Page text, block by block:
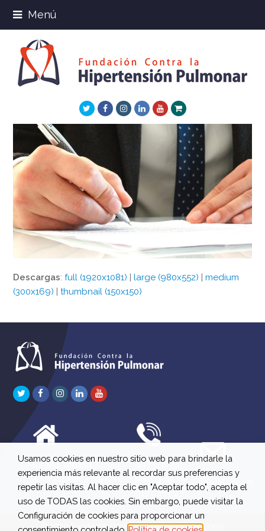
Menú
TwitterFacebookInstagram
LinkedInYoutube
Xing
Descargas:full (1920x1081) |large (980x552) |medium
(300x169) |thumbnail (150x150)
TwitterFacebook
Instagram
LinkedInYoutube
C/ Río Jordán 7 bajo
A 28981 Parla Madrid
647 630 515
661 73 42 04
613 22 15 27
info@fchp.es
© 2026 Fundación Contra la Hipertensión Pulmonar
Usamos cookies en nuestro sitio web para brindarle la
experiencia más relevante al recordar sus preferencias y
repetir las visitas. Al hacer clic en "Aceptar todo", acepta el
uso de TODAS las cookies. Sin embargo, puede visitar la
Configuración de cookies para proporcionar un